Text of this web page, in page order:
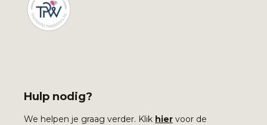
Hulp nodig?
We helpen je graag verder. Klik hier voor de